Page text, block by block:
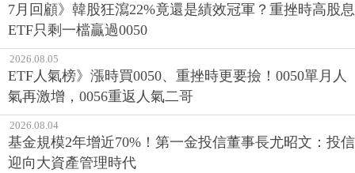
7月回顧》韓股狂瀉22%竟還是績效冠軍？重挫時高股息
ETF只剩一檔贏過0050
2026.08.05
ETF人氣榜》漲時買0050、重挫時更要撿！0050單月人
氣再激增，0056重返人氣二哥
2026.08.04
基金規模2年增近70%！第一金投信董事長尤昭文：投信
迎向大資產管理時代